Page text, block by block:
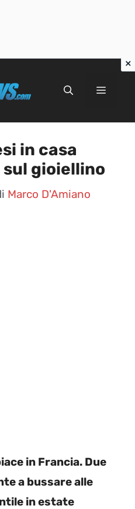
Menu
in casa
gioiellino
Marco D'Amiano
in Francia. Due
a bussare alle
in estate